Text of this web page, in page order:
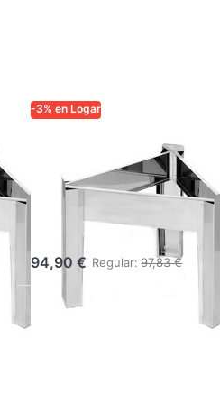
-3% en Logar
Soporte Logar
para clarificador
de cera 3319, Ø
94,90 € Regular: 97,83 €